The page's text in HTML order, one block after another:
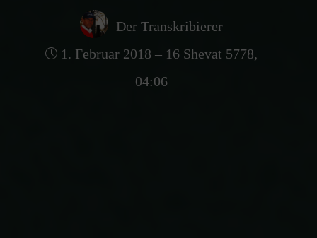
Der Transkribierer
1. Februar 2018 – 16 Shevat 5778,
04:06